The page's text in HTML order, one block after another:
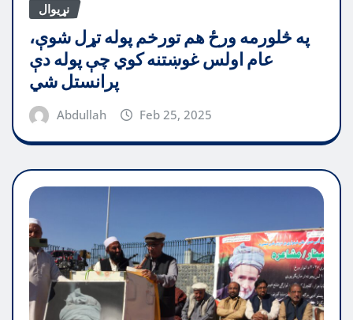
نړیوال
په څلورمه ورځ هم تورخم پوله تړل شوې،
عام اولس غوښتنه کوي چې پوله دې
پرانستل شي
Abdullah Feb 25, 2025